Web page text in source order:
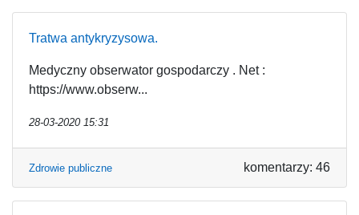
Tratwa antykryzysowa.
Medyczny obserwator gospodarczy . Net :
https://www.obserw...
28-03-2020 15:31
Zdrowie publiczne komentarzy: 46